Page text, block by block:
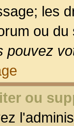
les
ou
pouvez
ou